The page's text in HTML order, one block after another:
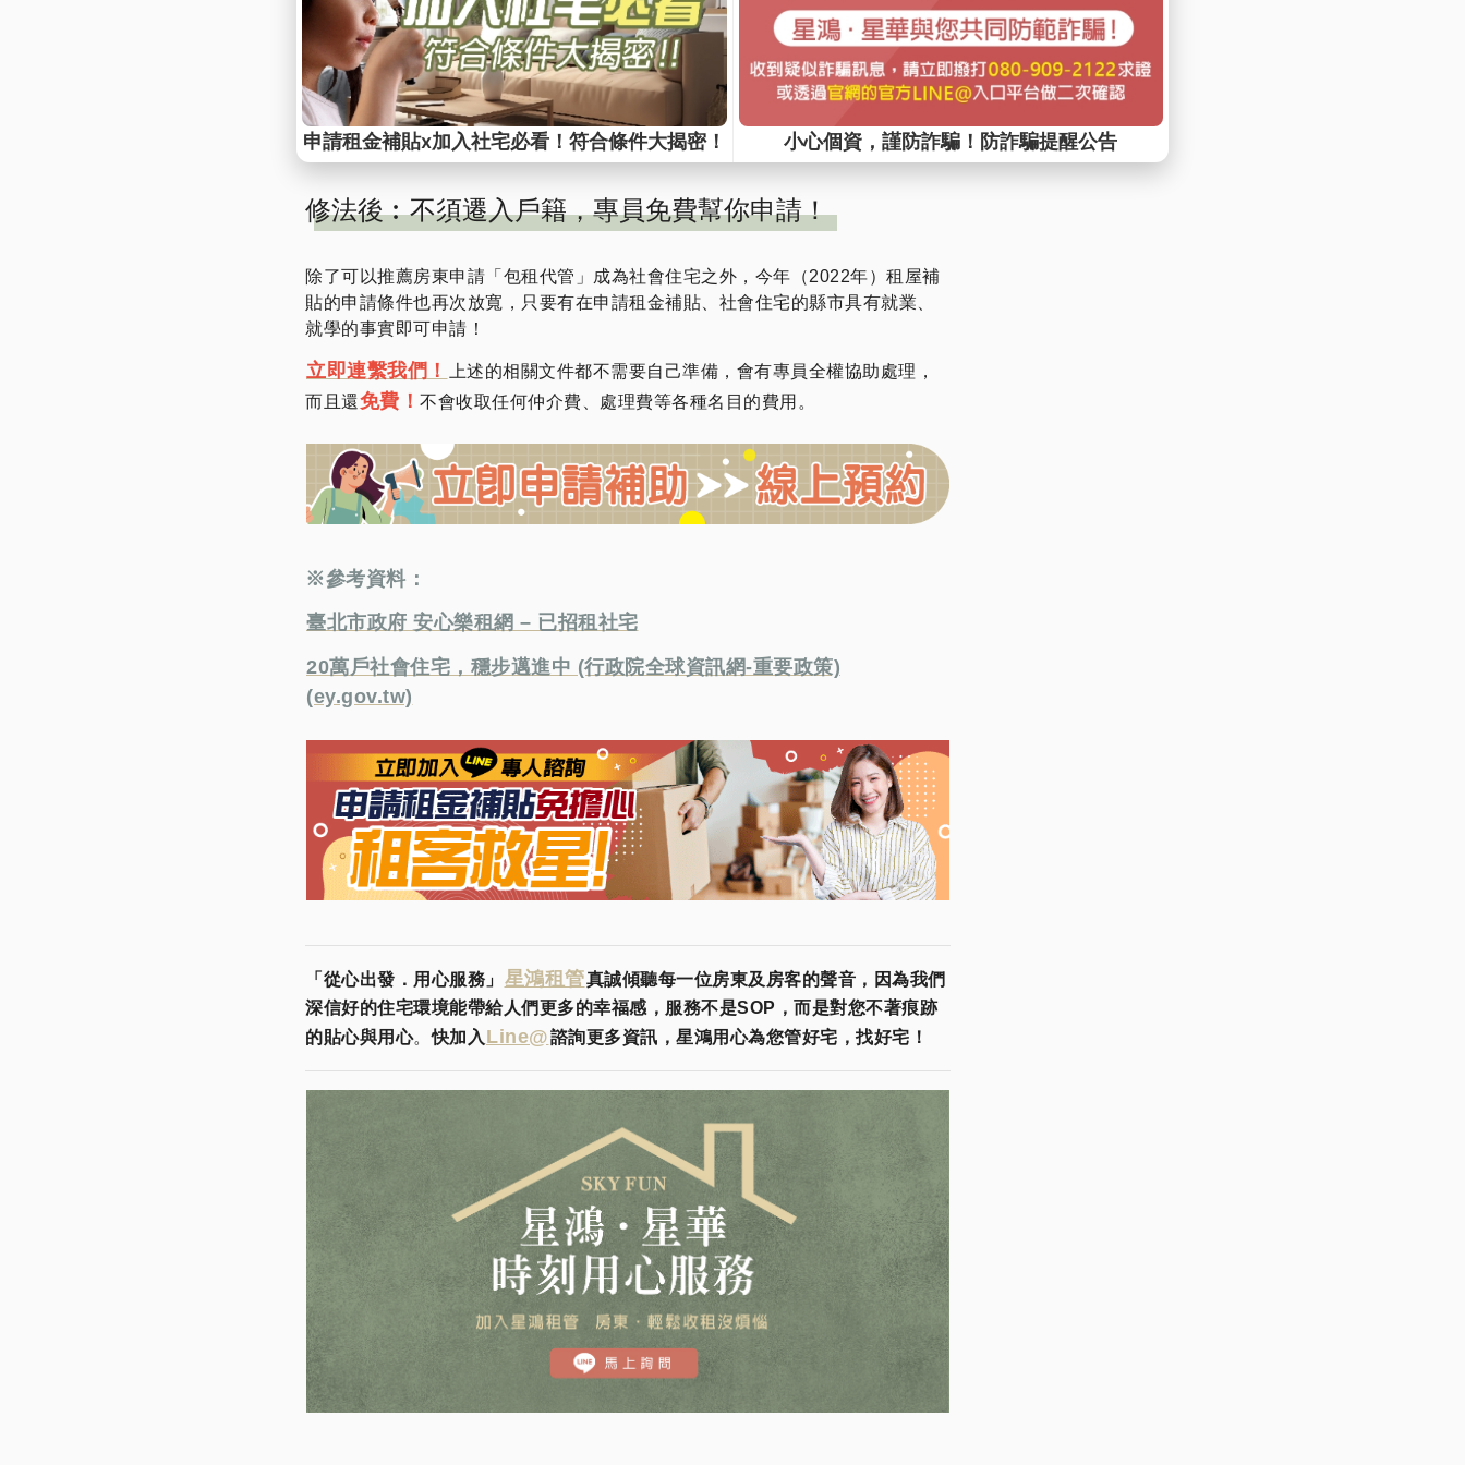
還有一個讓許多人沒有申請社會住宅及租金補助的原因，就是「戶籍」的問題，
過去要申請租屋補貼，是需要遷入戶籍到租屋處的，但一般房東希望繼續使用自
用住宅稅率繳地價稅、土地增值稅等成本原因，所以不同意房客遷入戶籍。雖然
內政部有明確公告，即使在沒有房東的同意下，房客只要拿租約，向戶政事務所
申請調查居住事實，還是可以申請遷入戶籍。但被房東發現後，也免不了許多後
續的糾紛。
修法後︰不須遷入戶籍，專員免費幫你申請！
除了可以推薦房東申請「包租代管」成為社會住宅之外，今年（2022年）租屋補
貼的申請條件也再次放寬，只要有在申請租金補貼、社會住宅的縣市具有就業、
就學的事實即可申請！
立即連繫我們！
上述的相關文件都不需要自己準備，會有專員全權協助處理，
而且還免費！ 不會收取任何仲介費、處理費等各種名目的費用。
※參考資料：
臺北市政府 安心樂租網 – 已招租社宅
20萬戶社會住宅，穩步邁進中 (行政院全球資訊網-重要政策)
(ey.gov.tw)
「從心出發．用心服務」 星鴻租管真誠傾聽每一位房東及房客的聲音，因為我們
深信好的住宅環境能帶給人們更多的幸福感，服務不是SOP，而是對您不著痕跡
的貼心與用心。快加入 Line@諮詢更多資訊，星鴻用心為您管好宅，找好宅！